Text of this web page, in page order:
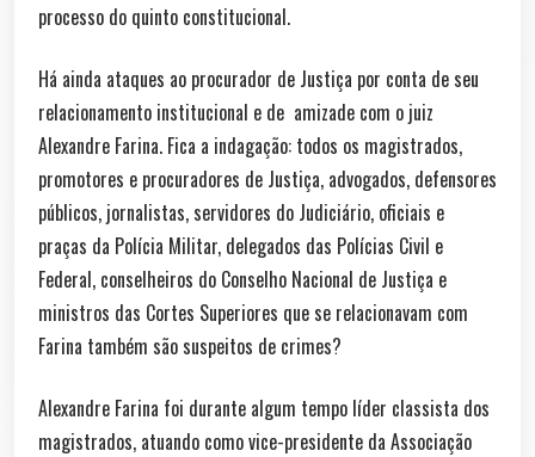
processo do quinto constitucional.
Há ainda ataques ao procurador de Justiça por conta de seu
relacionamento institucional e de amizade com o juiz
Alexandre Farina. Fica a indagação: todos os magistrados,
promotores e procuradores de Justiça, advogados, defensores
públicos, jornalistas, servidores do Judiciário, oficiais e
praças da Polícia Militar, delegados das Polícias Civil e
Federal, conselheiros do Conselho Nacional de Justiça e
ministros das Cortes Superiores que se relacionavam com
Farina também são suspeitos de crimes?
Alexandre Farina foi durante algum tempo líder classista dos
magistrados, atuando como vice-presidente da Associação